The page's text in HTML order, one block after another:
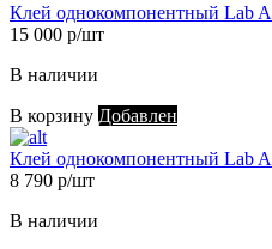
Клей однокомпонентный Lab
15 000 р/шт
В наличии
В корзину Добавлен
Клей однокомпонентный Lab
8 790 р/шт
В наличии